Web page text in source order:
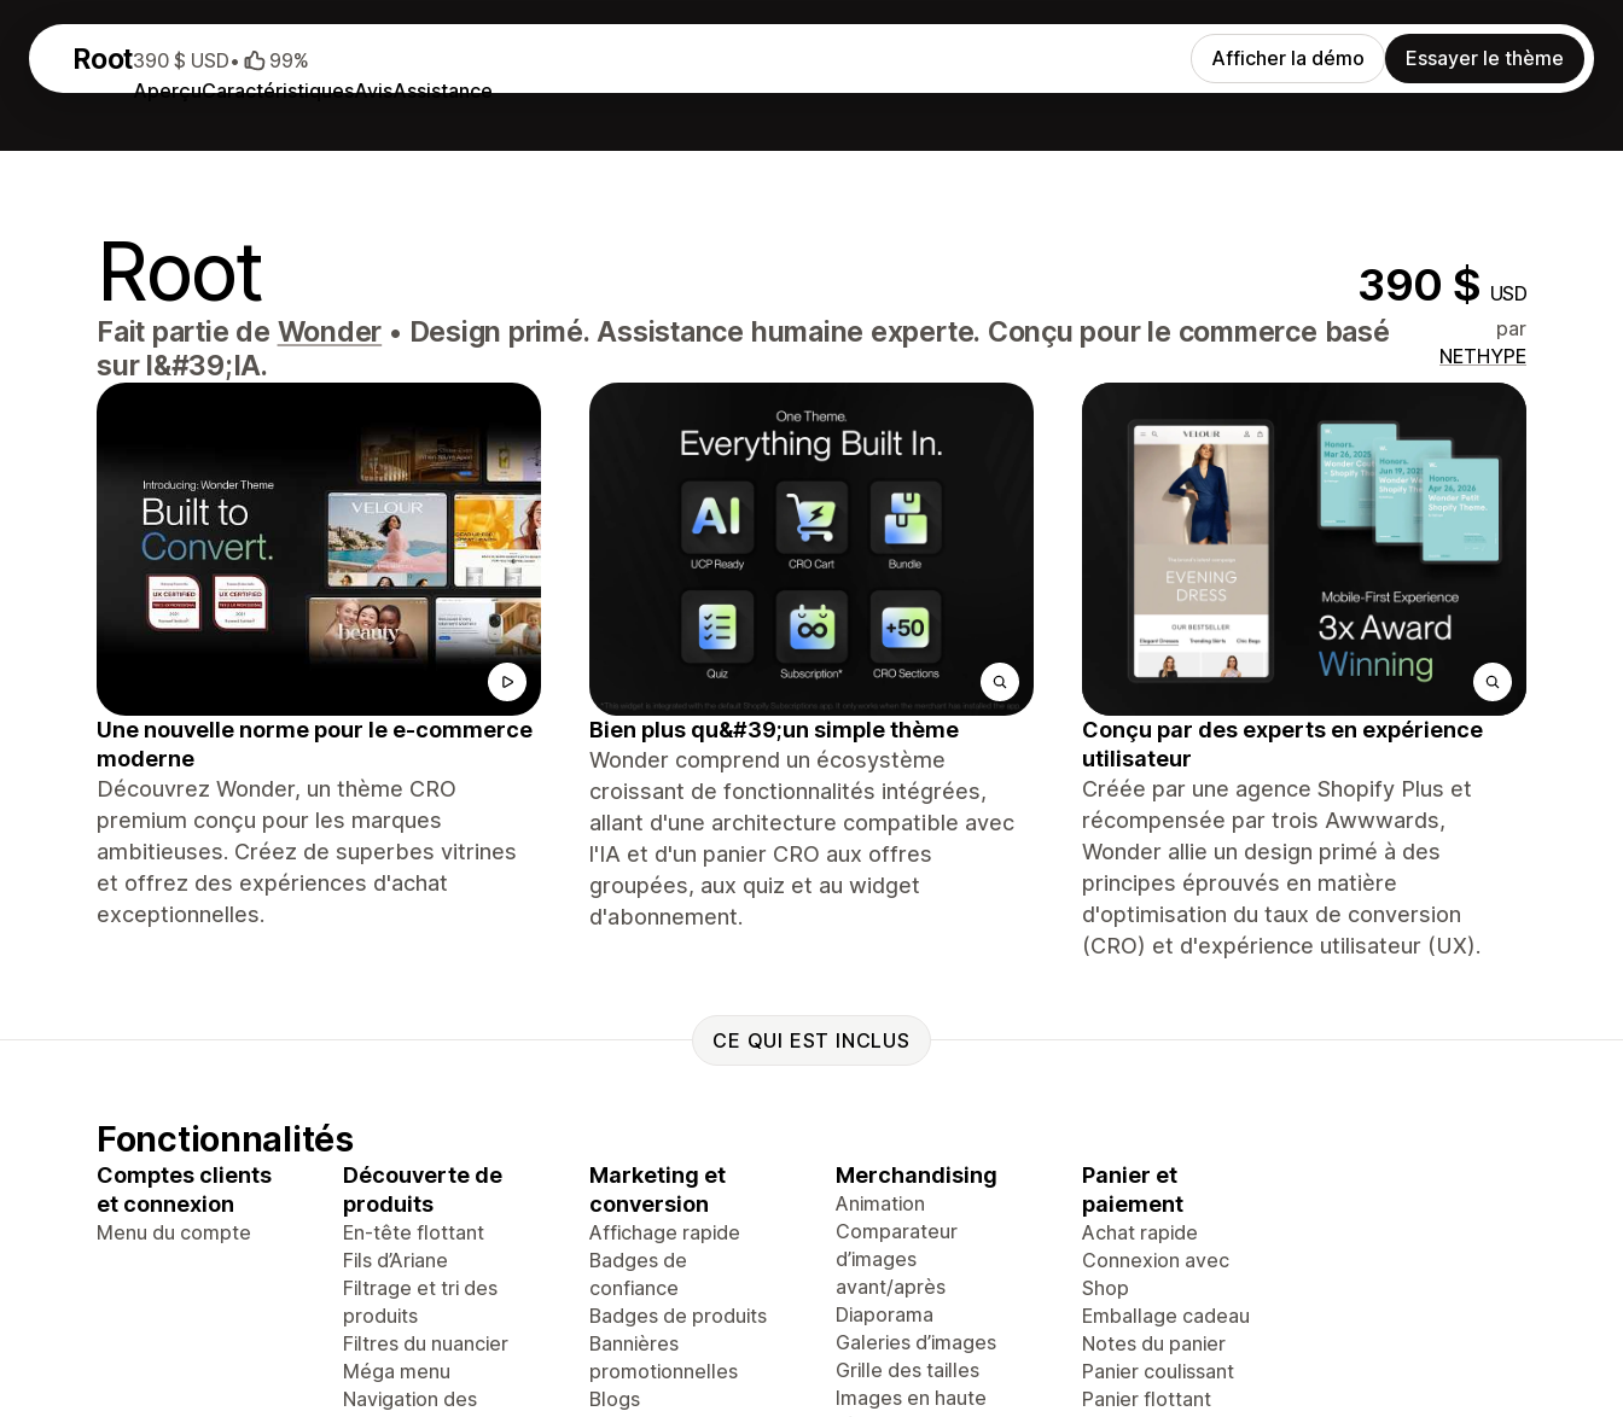
Root
AperçuCaractéristiquesAvisAssistance
390 $ USD• 99% Afficher la démo Essayer le thème
Root 390 $ USD
Fait partie de Wonder • Design primé. Assistance humaine experte. Conçu pour le commerce basé
sur l&#39;IA.
par
NETHYPE
Une nouvelle norme pour le e-commerce
moderne
Découvrez Wonder, un thème CRO
premium conçu pour les marques
ambitieuses. Créez de superbes vitrines
et offrez des expériences d'achat
exceptionnelles.
Bien plus qu&#39;un simple thème
Wonder comprend un écosystème
croissant de fonctionnalités intégrées,
allant d'une architecture compatible avec
l'IA et d'un panier CRO aux offres
groupées, aux quiz et au widget
d'abonnement.
Conçu par des experts en expérience
utilisateur
Créée par une agence Shopify Plus et
récompensée par trois Awwwards,
Wonder allie un design primé à des
principes éprouvés en matière
d'optimisation du taux de conversion
(CRO) et d'expérience utilisateur (UX).
CE QUI EST INCLUS
Fonctionnalités
Comptes clients
et connexion
Menu du compte
Découverte de
produits
En-tête flottant
Fils d’Ariane
Filtrage et tri des
produits
Filtres du nuancier
Méga menu
Navigation des
Marketing et
conversion
Affichage rapide
Badges de
confiance
Badges de produits
Bannières
promotionnelles
Blogs
Merchandising
Animation
Comparateur
d’images
avant/après
Diaporama
Galeries d’images
Grille des tailles
Images en haute
Panier et
paiement
Achat rapide
Connexion avec
Shop
Emballage cadeau
Notes du panier
Panier coulissant
Panier flottant